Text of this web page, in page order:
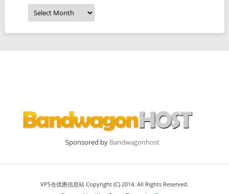
Archives
Sponsored by Bandwagonhost
VPS仓优惠信息站 Copyright (C) 2014. All Rights Reserved.